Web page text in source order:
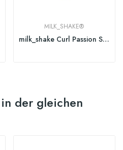
MILK_SHAKE®
milk_shake Curl Passion Shampoo
der gleichen